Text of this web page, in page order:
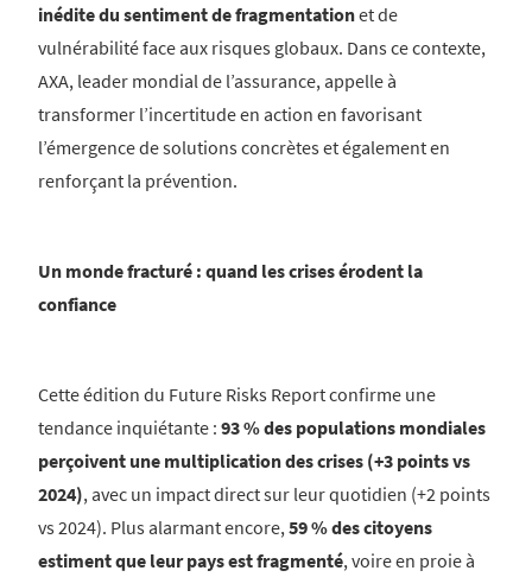
inédite du sentiment de fragmentationet de
vulnérabilité face aux risques globaux. Dans ce contexte,
AXA, leader mondial de l’assurance, appelle à
transformer l’incertitude en action en favorisant
l’émergence de solutions concrètes et également en
renforçant la prévention.
Un monde fracturé : quand les crises érodent la
confiance
Cette édition du Future Risks Report confirme une
tendance inquiétante : 93 % des populations mondiales
perçoivent une multiplication des crises (+3 points vs
2024), avec un impact direct sur leur quotidien (+2 points
vs 2024). Plus alarmant encore,59 % des citoyens
estiment que leur pays est fragmenté, voire en proie à